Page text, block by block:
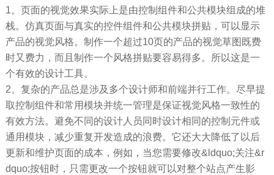
1。页面的视觉效果实际上是由控制组件和公共模块组成的堆
栈。仿真页面与真实的控件组件和公共模块拼贴，可以显示
产品的视觉风格。制作一个超过10页的产品的视觉草图既费
时又费力，而且制作一个风格拼贴要容易得多。所以这是一
个有效的设计工具。
2。复杂的产品总是涉及多个设计师和前端并行工作。尽早提
取控制组件和常用模块并统一管理是保证视觉风格一致性的
有效方法。避免不同的设计人员同时设计相同的控制元件或
通用模块，减少重复开发造成的浪费。它还大大降低了以后
更新和维护页面的成本，例如，当您需要修改&ldquo;关注&r
dquo;按钮时，只需更改一个按钮就可以对整个站点产生影